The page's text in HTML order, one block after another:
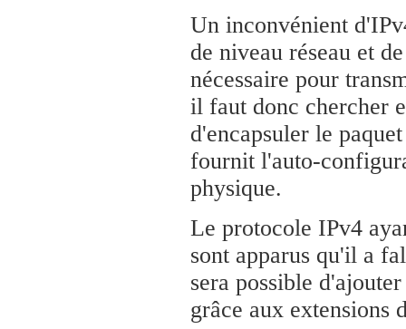
Un inconvénient
de niveau réseau et
nécessaire pour
il faut donc chercher
d'encapsuler le
fournit l'auto-
physique.
Le protocole IPv4
sont apparus qu'il a
sera possible
grâce aux extensions